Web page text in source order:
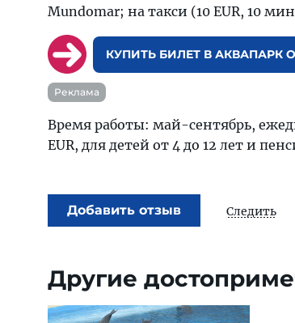
Mundomar; на такси (10 EUR, 10
КУПИТЬ БИЛЕТ В АКВАПАРК
Реклама
Время работы: май-сентябрь,
EUR, для детей от 4 до 12 лет и
Добавить отзыв Следить
Другие